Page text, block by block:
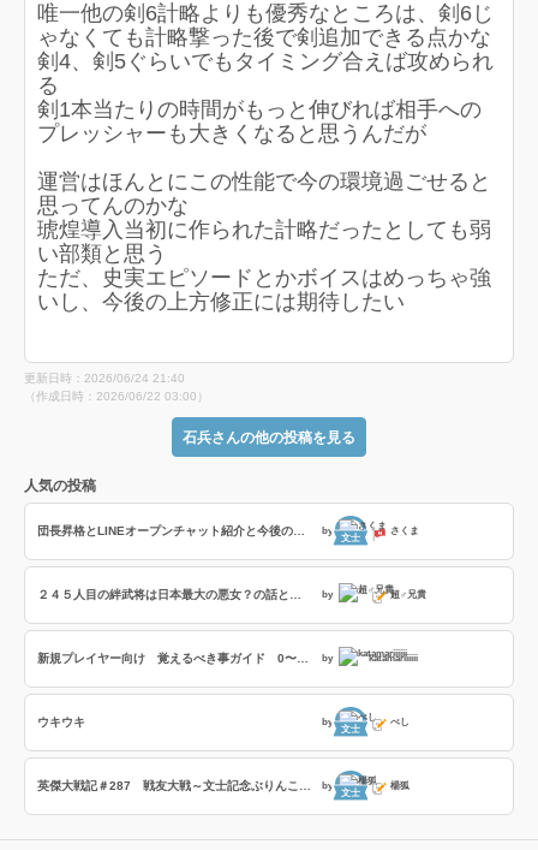
唯一他の剣6計略よりも優秀なところは、剣6じ
ゃなくても計略撃った後で剣追加できる点かな
剣4、剣5ぐらいでもタイミング合えば攻められ
る
剣1本当たりの時間がもっと伸びれば相手への
プレッシャーも大きくなると思うんだが
運営はほんとにこの性能で今の環境過ごせると
思ってんのかな
琥煌導入当初に作られた計略だったとしても弱
い部類と思う
ただ、史実エピソードとかボイスはめっちゃ強
いし、今後の上方修正には期待したい
更新日時：2026/06/24 21:40
（作成日時：2026/06/22 03:00）
石兵さんの他の投稿を見る
人気の投稿
by
文士
さくま
by 超♂兄貴
by katamariiiiii
ウキウキ by
文士
べし
by
文士
楊狐